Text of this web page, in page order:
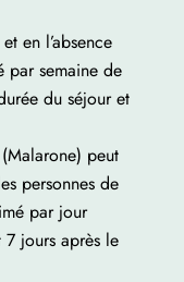
en l’absence
par semaine de
du séjour et
peut
personnes de
par jour
jours après le